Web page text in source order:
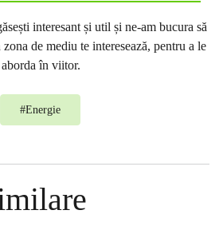
interesant și util și ne-am bucura să
de mediu te interesează, pentru a le
aborda în viitor.
#Energie